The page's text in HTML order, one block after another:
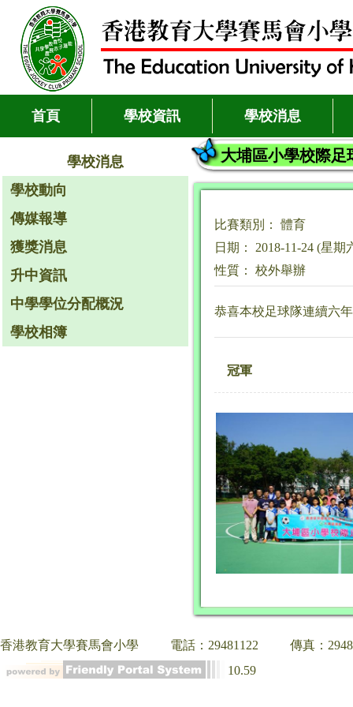
首頁 學校資訊 學校消息
學校消息
學校動向
傳媒報導
獲獎消息
升中資訊
中學學位分配概況
學校相簿
大埔區小學校際足
比賽類別： 體育
日期： 2018-11-24 (星期
性質： 校外舉辦
恭喜本校足球隊連續六
冠軍
香港教育大學賽馬會小學 電話：29481122
傳真：
10.59